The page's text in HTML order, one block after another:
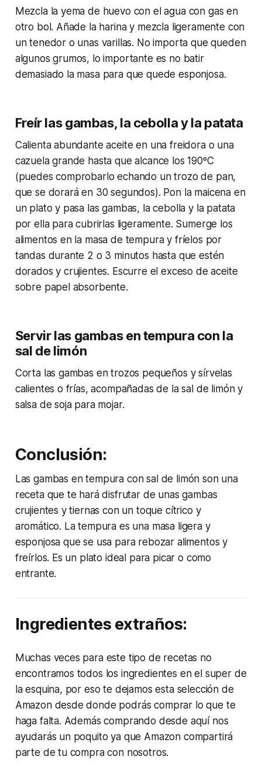
Mezcla la yema de huevo con el agua con gas en
otro bol. Añade la harina y mezcla ligeramente con
un tenedor o unas varillas. No importa que queden
algunos grumos, lo importante es no batir
demasiado la masa para que quede esponjosa.
Freír las gambas, la cebolla y la patata
Calienta abundante aceite en una freidora o una
cazuela grande hasta que alcance los 190ºC
(puedes comprobarlo echando un trozo de pan,
que se dorará en 30 segundos). Pon la maicena en
un plato y pasa las gambas, la cebolla y la patata
por ella para cubrirlas ligeramente. Sumerge los
alimentos en la masa de tempura y fríelos por
tandas durante 2 o 3 minutos hasta que estén
dorados y crujientes. Escurre el exceso de aceite
sobre papel absorbente.
Servir las gambas en tempura con la
sal de limón
Corta las gambas en trozos pequeños y sírvelas
calientes o frías, acompañadas de la sal de limón y
salsa de soja para mojar.
Conclusión:
Las gambas en tempura con sal de limón son una
receta que te hará disfrutar de unas gambas
crujientes y tiernas con un toque cítrico y
aromático. La tempura es una masa ligera y
esponjosa que se usa para rebozar alimentos y
freírlos. Es un plato ideal para picar o como
entrante.
Ingredientes extraños:
Muchas veces para este tipo de recetas no
encontramos todos los ingredientes en el super de
la esquina, por eso te dejamos esta selección de
Amazon desde donde podrás comprar lo que te
haga falta. Además comprando desde aquí nos
ayudarás un poquito ya que Amazon compartirá
parte de tu compra con nosotros.